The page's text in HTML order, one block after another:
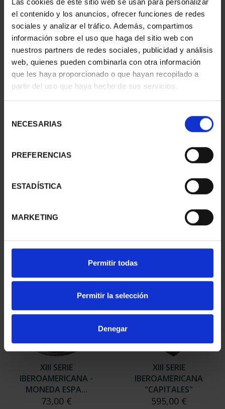
Las cookies de este sitio web se usan para personalizar
el contenido y los anuncios, ofrecer funciones de redes
sociales y analizar el tráfico. Además, compartimos
información sobre el uso que haga del sitio web con
nuestros partners de redes sociales, publicidad y análisis
web, quienes pueden combinarla con otra información
que les haya proporcionado o que hayan recopilado a
partir del uso que haya hecho de sus servicios.
NECESARIAS
PREFERENCIAS
ESTADÍSTICA
MARKETING
Permitir todas
Permitir la selección
Denegar
2024
25,00 €
2025
25,00 €
PROOF ART.49
PROOF MONAST.DE
XIII SERIE
IBEROAMERICANA -
MONEDA ESPA...
73,00 €
XIII SERIE
IBEROAMERICANA
"CAPITALES"
595,00 €